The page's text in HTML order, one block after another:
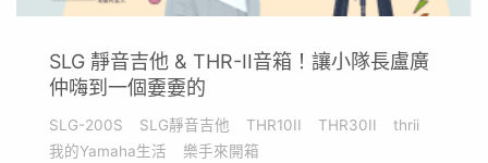
SLG 靜音吉他 & THR-II音箱！讓小隊長盧廣
仲嗨到一個嫑嫑的
SLG-200S SLG靜音吉他 THR10II THR30II
thrii
我的Yamaha生活
樂手來開箱